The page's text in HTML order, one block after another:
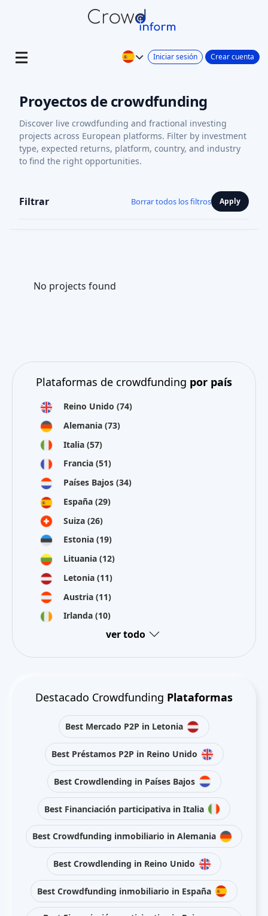
Iniciar sesión Crear cuenta
Proyectos de crowdfunding
Discover live crowdfunding and fractional investing
projects across European platforms. Filter by investment
type, expected returns, platform, country, and industry
to find the right opportunities.
Filtrar Borrar todos los filtros Apply
No projects found
Plataformas de crowdfunding por país
Reino Unido (74)
Alemania (73)
Italia (57)
Francia (51)
Países Bajos (34)
España (29)
Suiza (26)
Estonia (19)
Lituania (12)
Letonia (11)
Austria (11)
Irlanda (10)
ver todo
Destacado Crowdfunding Plataformas
Best Mercado P2P in Letonia
Best Préstamos P2P in Reino Unido
Best Crowdlending in Países Bajos
Best Financiación participativa in Italia
Best Crowdfunding inmobiliario in Alemania
Best Crowdlending in Reino Unido
Best Crowdfunding inmobiliario in España